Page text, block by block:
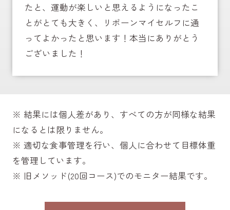
たと、運動が楽しいと思えるようになったこ
とがとても大きく、リボーンマイセルフに通
ってよかったと思います！本当にありがとう
ございました！
※ 結果には個人差があり、すべての方が同様な結果
になるとは限りません。
※ 適切な食事管理を行い、個人に合わせて目標体重
を管理しています。
※ 旧メソッド(20回コース)でのモニター結果です。